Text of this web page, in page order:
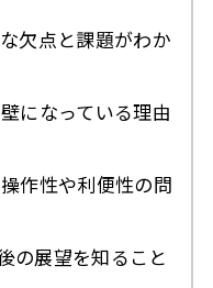
欠点と課題がわか
になっている理由
作性や利便性の問
の展望を知ること